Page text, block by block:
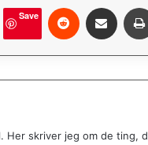
Tumblr
Save
Reddit Share via Email
Her skriver jeg om de ting,